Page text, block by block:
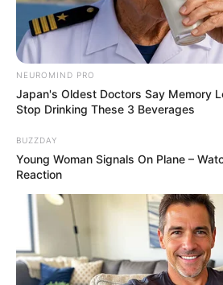
NEUROMIND PRO
Japan's Oldest Doctors Say Memory
Stop Drinking These 3 Beverages
BUZZDAY
Young Woman Signals On Plane –
Reaction